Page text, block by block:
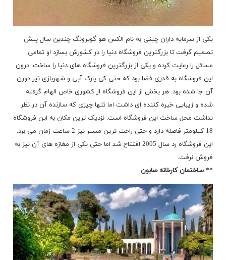
یکی از سرمایه داران چینی به نام الکس هو گویرونگ چندین سال پیش
تصمیم گرفت تا بزرگترین فروشگاه دنیا را در کشورش بسازد او تمامی
مسائل را رعایت کرده و یکی از بزرگترین فروشگاه های دنیا را ساخت. درون
این فروشگاه به قدری فضا بود که حتی کی پارک آبی و شهربازی نیز دورن
آن جا شده بود. هر بخش از این فروشگاه از کشوری خاص الهام گرفته
شده و زیبایی خیره کننده ای داشت اما تنها چیزی که سازنده آن در نظر
نداشت محل ساخت این فروشگاه است. نزدیک ترین مکان به این فروشگاه
18 کیلومتر فاصله دارد و حتی راحت ترین مسیر نیز 2 ساعت زمان می برد.
این فروشگاه رد سال 2005 افتتاح شد اما حتی یکی از مغازه های آن نیز به
فروش نرفت.
** ساختمان کارخانه صابون